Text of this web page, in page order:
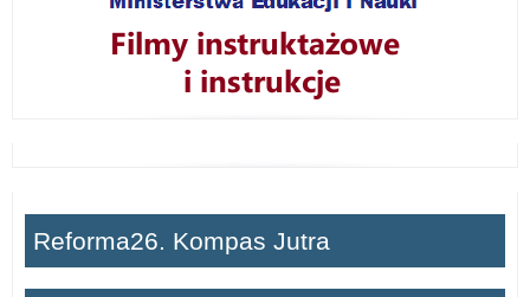
Reforma26. Kompas Jutra